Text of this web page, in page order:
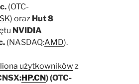
(OTC-
oraz Hut 8
NVIDIA
(NASDAQ:AMD).
użytkowników z
HP.CN) (OTC-